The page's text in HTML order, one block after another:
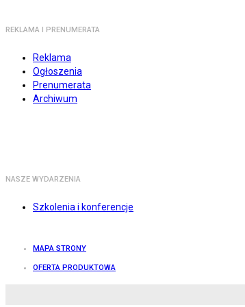
REKLAMA I PRENUMERATA
Reklama
Ogłoszenia
Prenumerata
Archiwum
NASZE WYDARZENIA
Szkolenia i konferencje
MAPA STRONY
OFERTA PRODUKTOWA